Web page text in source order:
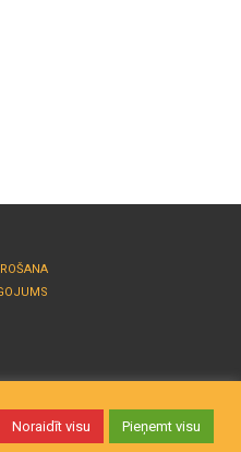
Noraidīt visu Pieņemt visu